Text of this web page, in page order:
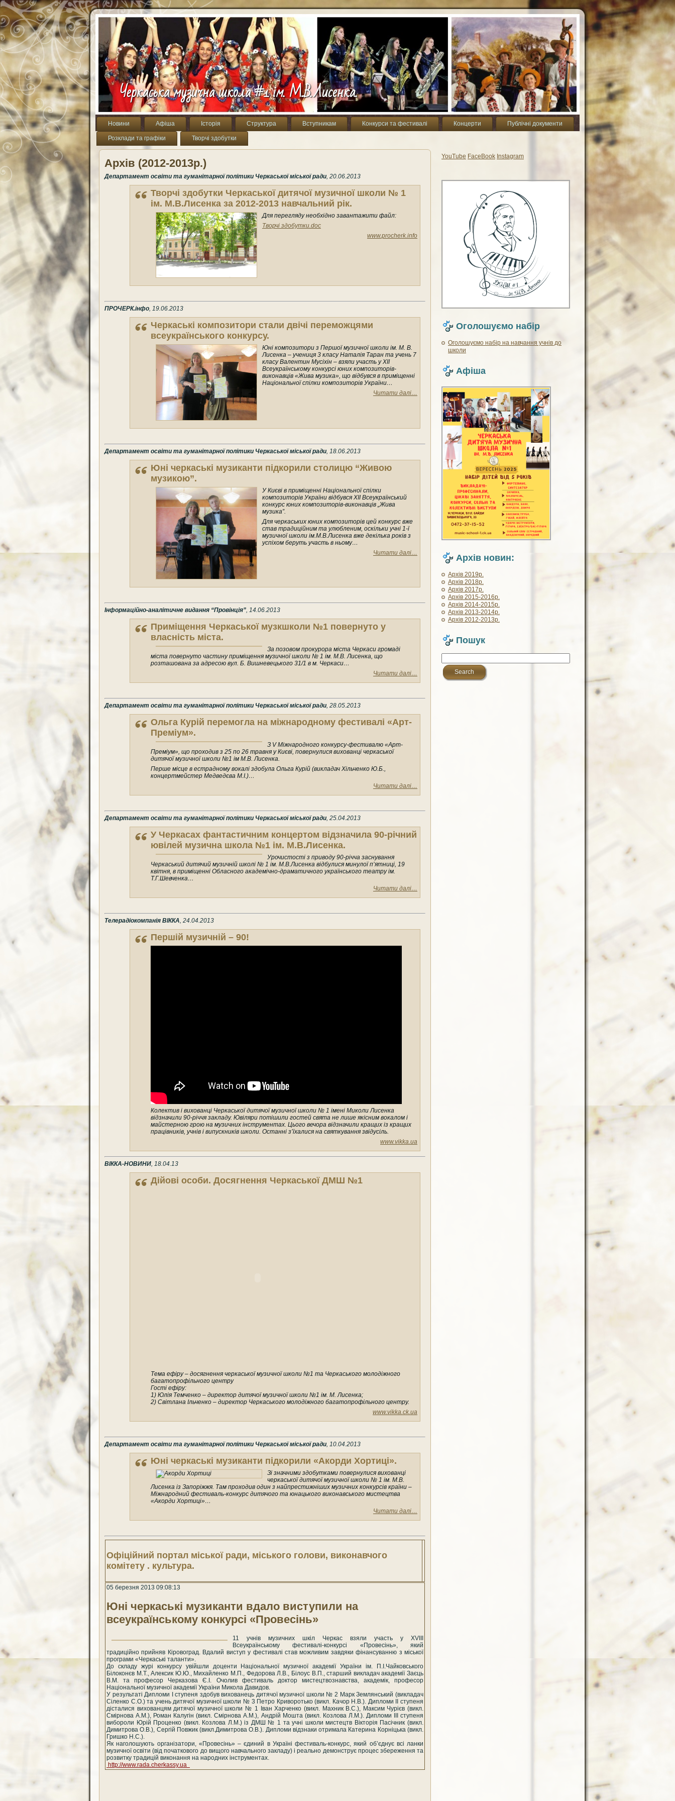
Черкаська музична школа #1 ім. М.В.Лисенка.
Новини Афіша Історія Структура Вступникам Конкурси та фестивалі Концерти Публічні документи
Розклади та графіки Творчі здобутки
Архів (2012-2013р.)
Департамент освіти та гуманітарної політики Черкаської міської ради, 20.06.2013
Творчі здобутки Черкаської дитячої музичної школи № 1
ім. М.В.Лисенка за 2012-2013 навчальний рік.
Для перегляду необхідно завантажити файл:
Творчі здобутки.doc
www.procherk.info
ПРОЧЕРК.інфо, 19.06.2013
Черкаські композитори стали двічі переможцями
всеукраїнського конкурсу.
Юні композитори з Першої музичної школи ім. М. В.
Лисенка – учениця 3 класу Наталія Таран та учень 7
класу Валентин Мусіхін – взяли участь у ХІІ
Всеукраїнському конкурсі юних композиторів-
виконавців «Жива музика», що відбувся в приміщенні
Національної спілки композиторів України…
Читати далі…
Департамент освіти та гуманітарної політики Черкаської міської ради, 18.06.2013
Юні черкаські музиканти підкорили столицю “Живою
музикою”.
У Києві в приміщенні Національної спілки
композиторів України відбувся ХІІ Всеукраїнський
конкурс юних композиторів-виконавців „Жива
музика”.
Для черкаських юних композиторів цей конкурс вже
став традиційним та улюбленим, оскільки учні 1-ї
музичної школи ім.М.В.Лисенка вже декілька років з
успіхом беруть участь в ньому…
Читати далі…
Інформаційно-аналітичне видання “Провінція”, 14.06.2013
Приміщення Черкаської музкшколи №1 повернуто у
власність міста.
За позовом прокурора міста Черкаси громаді
міста повернуто частину приміщення музичної школи № 1 ім. М.В. Лисенка, що
розташована за адресою вул. Б. Вишневецького 31/1 в м. Черкаси…
Читати далі…
Департамент освіти та гуманітарної політики Черкаської міської ради, 28.05.2013
Ольга Курій перемогла на міжнародному фестивалі «Арт-
Преміум».
З V Міжнародного конкурсу-фестивалю «Арт-
Преміум», що проходив з 25 по 26 травня у Києві, повернулися вихованці черкаської
дитячої музичної школи №1 ім М.В. Лисенка.
Перше місце в естрадному вокалі здобула Ольга Курій (викладач Хільченко Ю.Б.,
концертмейстер Медведєва М.І.)…
Читати далі…
Департамент освіти та гуманітарної політики Черкаської міської ради, 25.04.2013
У Черкасах фантастичним концертом відзначила 90-річний
ювілей музична школа №1 ім. М.В.Лисенка.
Урочистості з приводу 90-річча заснування
Черкаський дитячий музичній школі № 1 ім. М.В.Лисенка відбулися минулої п’ятниці, 19
квітня, в приміщенні Обласного академічно-драматичного українського театру ім.
Т.Г.Шевченка…
Читати далі…
Телерадіокомпанія ВІККА, 24.04.2013
Першій музичній – 90!
Колектив і вихованці Черкаської дитячої музичної школи № 1 імені Миколи Лисенка
відзначили 90-річчя закладу. Ювіляри потішили гостей свята не лише якісним вокалом і
майстерною грою на музичних інструментах. Цього вечора відзначили кращих із кращих
працівників, учнів і випускників школи. Останні з’їхалися на святкування звідусіль.
www.vikka.ua
ВІККА-НОВИНИ, 18.04.13
Дійові особи. Досягнення Черкаської ДМШ №1
Тема ефіру – досягнення черкаської музичної школи №1 та Черкаського молодіжного
багатопрофільного центру
Гості ефіру:
1) Юлія Темченко – директор дитячої музичної школи №1 ім. М. Лисенка;
2) Світлана Ільченко – директор Черкаського молодіжного багатопрофільного центру.
www.vikka.ck.ua
Департамент освіти та гуманітарної політики Черкаської міської ради, 10.04.2013
Юні черкаські музиканти підкорили «Акорди Хортиці».
Зі значними здобутками повернулися вихованці
черкаської дитячої музичної школи № 1 ім. М.В.
Лисенка із Запоріжжя. Там проходив один з найпрестижніших музичних конкурсів країни –
Міжнародний фестиваль-конкурс дитячого та юнацького виконавського мистецтва
«Акорди Хортиці»…
Читати далі…
Офіційний портал міської ради, міського голови, виконавчого
комітету . культура.
05 березня 2013 09:08:13
Юні черкаські музиканти вдало виступили на
всеукраїнському конкурсі «Провесінь»
11 учнів музичних шкіл Черкас взяли участь у ХVІІІ
Всеукраїнському фестивалі-конкурсі «Провесінь», який
традиційно прийняв Кіровоград. Вдалий виступ у фестивалі став можливим завдяки фінансуванню з міської
програми «Черкаські таланти».
До складу журі конкурсу увійшли доценти Національної музичної академії України ім. П.І.Чайковського
Білоконєв М.Т., Алексик Ю.Ю., Михайленко М.П., Федорова Л.В., Білоус В.П., старший викладач академії Заєць
В.М. та професор Черказова Є.І. Очолив фестиваль доктор мистецтвознавства, академік, професор
Національної музичної академії України Микола Давидов.
У результаті Дипломи І ступеня здобув вихованець дитячої музичної школи № 2 Марк Землянський (викладач
Сіленко С.О.) та учень дитячої музичної школи № 3 Петро Криворотько (викл. Качор Н.В.). Дипломи ІІ ступеня
дісталися вихованцям дитячої музичної школи № 1 Іван Харченко (викл. Махник В.С.), Максим Чурієв (викл.
Смірнова А.М.), Роман Калугін (викл. Смірнова А.М.), Андрій Мошта (викл. Козлова Л.М.). Дипломи ІІІ ступеня
вибороли Юрій Проценко (викл. Козлова Л.М.) із ДМШ № 1 та учні школи мистецтв Вікторія Пасічник (викл.
Димитрова О.В.), Сергій Повжик (викл.Димитрова О.В.). Дипломи відзнаки отримала Катерина Корніцька (викл.
Гришко Н.С.).
Як наголошують організатори, «Провесінь» – єдиний в Україні фестиваль-конкурс, який об’єднує всі ланки
музичної освіти (від початкового до вищого навчального закладу) і реально демонструє процес збереження та
розвитку традицій виконання на народних інструментах.
http://www.rada.cherkassy.ua
YouTube FaceBook Instagram
Оголошуємо набір
Оголошуємо набір на навчання учнів до
школи
Афіша
Архів новин:
Архів 2019р.
Архів 2018р.
Архів 2017р.
Архів 2015-2016р.
Архів 2014-2015р.
Архів 2013-2014р.
Архів 2012-2013р.
Пошук